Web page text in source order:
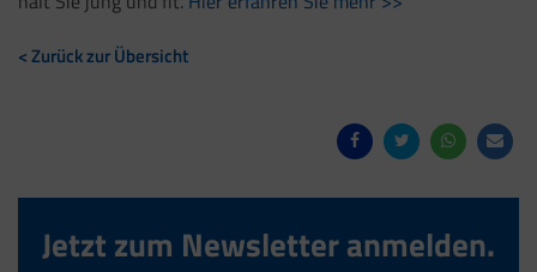
< Zurück zur Übersicht
Jetzt zum Newsletter anmelden.